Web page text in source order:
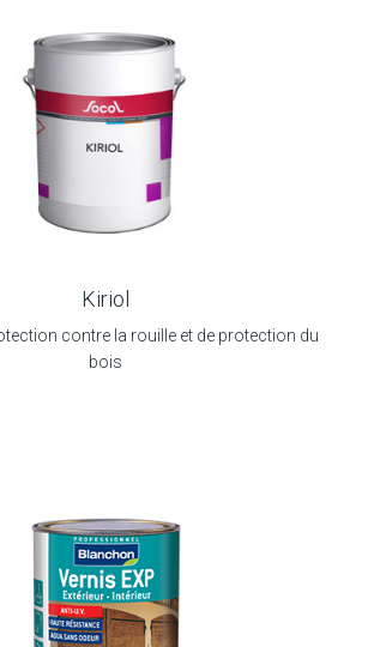
Kiriol
contre la rouille et de protection du
bois